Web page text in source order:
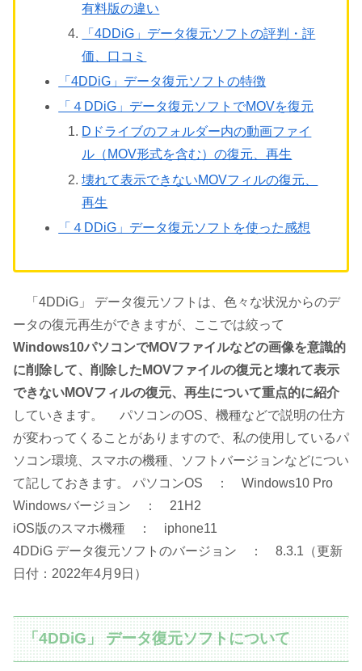
有料版の違い
「4DDiG」データ復元ソフトの評判・評
価、口コミ
「4DDiG」データ復元ソフトの特徴
「４DDiG」データ復元ソフトでMOVを復元
Dドライブのフォルダー内の動画ファイ
ル（MOV形式を含む）の復元、再生
壊れて表示できないMOVフィルの復元、
再生
「４DDiG」データ復元ソフトを使った感想
「4DDiG」 データ復元ソフトは、色々な状況からのデ
ータの復元再生ができますが、ここでは絞って
Windows10パソコンでMOVファイルなどの画像を意識的
に削除して、削除したMOVファイルの復元と壊れて表示
できないMOVフィルの復元、再生について重点的に紹介
していきます。 パソコンのOS、機種などで説明の仕方
が変わってくることがありますので、私の使用しているパ
ソコン環境、スマホの機種、ソフトバージョンなどについ
て記しておきます。 パソコンOS ： Windows10 Pro
Windowsバージョン ： 21H2
iOS版のスマホ機種 ： iphone11
4DDiG データ復元ソフトのバージョン ： 8.3.1（更新
日付：2022年4月9日）
「4DDiG」 データ復元ソフトについて